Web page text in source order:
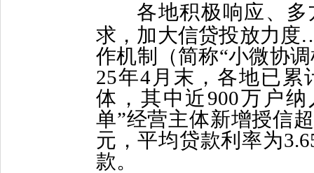
各地积极响应、
求，加大信贷投放力
作机制（简称“小微协
25年4月末，各地已累
体，其中近900万户
单”经营主体新增授信
元，平均贷款利率为
款。